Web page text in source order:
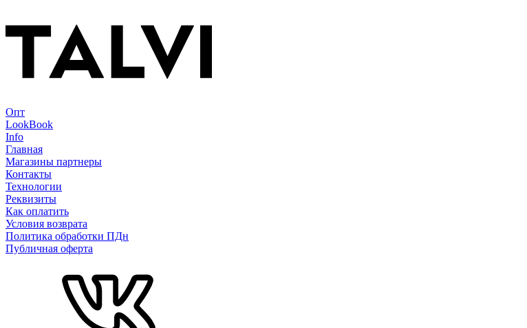
Опт
LookBook
Info
Главная
Магазины партнеры
Контакты
Технологии
Реквизиты
Как оплатить
Условия возврата
Политика обработки ПДн
Публичная оферта